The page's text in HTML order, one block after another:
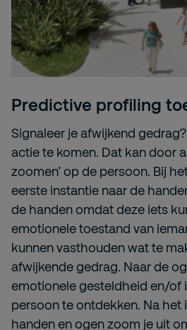
Predictive profiling
Signaleer je afwijkend
actie te komen. Dat kan door
zoomen’ op de persoon. Bij
eerste instantie naar de
de handen omdat deze iets
emotionele toestand van
kunnen vasthouden wat te
afwijkende gedrag. Naar de
emotionele gesteldheid en/of
persoon te ontdekken. Na het
handen en ogen zoom je uit